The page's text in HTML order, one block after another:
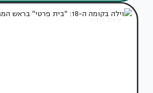
עיצוב בתים